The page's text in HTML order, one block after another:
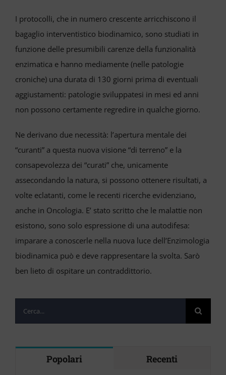
I protocolli, che in numero crescente arricchiscono il
bagaglio interventistico biodinamico, sono studiati in
funzione delle presumibili carenze della funzionalità
enzimatica e hanno mediamente (nelle patologie
croniche) una durata di 130 giorni prima di eventuali
aggiustamenti: patologie sviluppatesi in mesi ed anni
non possono certamente regredire in qualche giorno.
Ne derivano due necessità: l’apertura mentale dei
“curanti” a questa nuova visione “di terreno” e la
consapevolezza dei “curati” che, unicamente
assecondando la natura, si possono ottenere risultati, a
volte eclatanti, come le recenti ricerche evidenziano,
anche in Oncologia. E’ stato scritto che le malattie non
esistono, sono solo espressione di una autodifesa:
imparare a conoscerle nella nuova luce dell’Enzimologia
biodinamica può e deve rappresentare la svolta. Sarò
ben lieto di ospitare un contraddittorio.
Popolari Recenti